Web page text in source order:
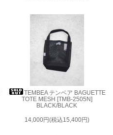
TEMBEA テンベア BAGUETTE
TOTE MESH [TMB-2505N]
BLACK/BLACK
14,000円(税込15,400円)